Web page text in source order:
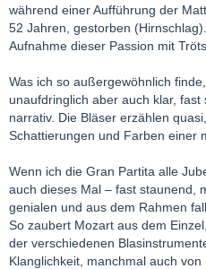
während einer Aufführung der
52 Jahren, gestorben
Aufnahme dieser Passion mit
Was ich so außergewöhnlich
unaufdringlich aber auch klar,
narrativ. Die Bläser erzählen
Schattierungen und Farben einer
Wenn ich die Gran Partita alle
auch dieses Mal – fast staunend,
genialen und aus dem Rahmen
So zaubert Mozart aus dem
der verschiedenen
Klanglichkeit, manchmal auch von